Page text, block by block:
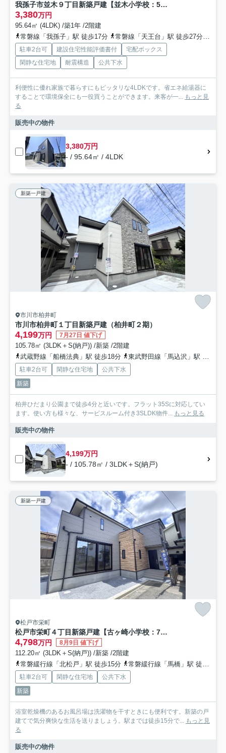
我孫子市並木９丁目新築戸建【並木小学校：5分】
3,380万円
95.64㎡ (4LDK) /築1年 /2階建
常磐線「我孫子」駅 徒歩17分
常磐線「天王台」駅 徒歩27分
駐車2台可 建設住宅性能評価書付
宅配ボックス
閑静な住宅地
耐震構造 公共下水
利便性に優れ家族で暮らすにもピッタリな4LDKです。省エネ給湯器に
することで環境保全にも一役買うことができます。来客が一... もっと見
る
販売中の物件
3,380万円
- / 95.64㎡ / 4LDK
新築一戸建
市川市柏井町
市川市柏井町１丁目新築戸建（柏井町２期）
4,199万円 7月27日 値下げ
105.78㎡ (3LDK＋S(納戸)) /新築 /2階建
武蔵野線「船橋法典」駅 徒歩18分
東武野田線「馬込沢」駅 徒歩33分
駐車2台可 閑静な住宅地
公共下水
新築
柏井ひだまり公園まで徒歩4分と近いです。フラット35Sに対応してい
ます。使い方も様々な、サービスルーム付き3SLDK物件... もっと見る
販売中の物件
4,199万円
- / 105.78㎡ / 3LDK＋S(納戸)
新築一戸建
松戸市栄町
松戸市栄町４丁目新築戸建【古ヶ崎小学校：7分】
4,798万円 8月9日 値下げ
112.20㎡ (3LDK＋S(納戸)) /新築 /2階建
常磐緩行線「北松戸」駅 徒歩15分
常磐緩行線「馬橋」駅 徒歩29分
駐車2台可 閑静な住宅地
公共下水
新築
浴室乾燥機のあるお風呂場は洗濯物を干すときにも便利です。新築の戸
建てで気分爽快な生活を送りましょう。駅までは徒歩15分で... もっと見
る
販売中の物件